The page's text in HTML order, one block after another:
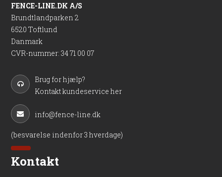
FENCE-LINE.DK A/S
Brundtlandparken 2
6520 Toftlund
Danmark
CVR-nummer: 34 71 00 07
Brug for hjælp?
Kontakt kundeservice her
info@fence-line.dk
(besvarelse indenfor 3 hverdage)
Kontakt